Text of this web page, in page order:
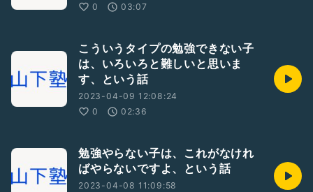
0
03:07
こういうタイプの勉強できない子
は、いろいろと難しいと思いま
す、という話
2023-04-09 12:08:24
0
02:36
勉強やらない子は、これがなけれ
ばやらないですよ、という話
2023-04-08 11:09:58